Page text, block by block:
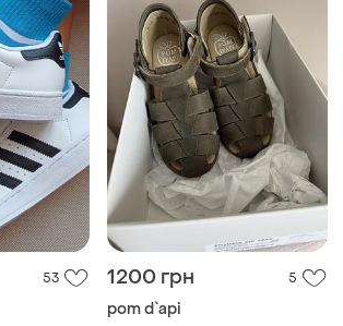
53 1200 грн 5
pom d`api